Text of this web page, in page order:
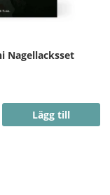
Nagellacksset
Lägg till